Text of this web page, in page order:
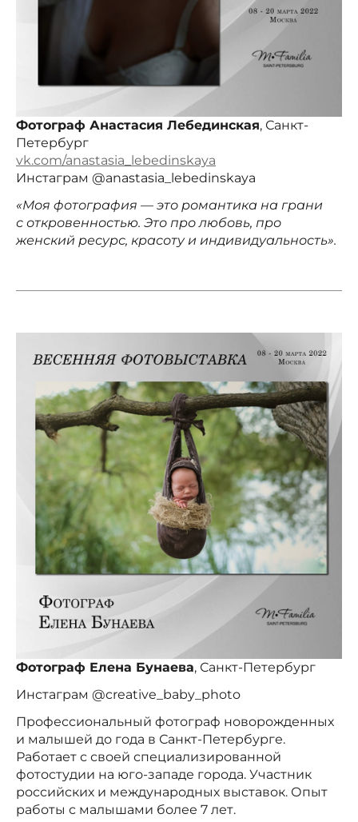
Фотограф Анастасия Лебединская, Санкт-
Петербург
vk.com/anastasia_lebedinskaya
Инстаграм @anastasia_lebedinskaya
«Моя фотография — это романтика на грани
с откровенностью. Это про любовь, про
женский ресурс, красоту и индивидуальность».
Фотограф Елена Бунаева, Санкт-Петербург
Инстаграм @creative_baby_photo
Профессиональный фотограф новорожденных
и малышей до года в Санкт-Петербурге.
Работает с своей специализированной
фотостудии на юго-западе города. Участник
российских и международных выставок. Опыт
работы с малышами более 7 лет.